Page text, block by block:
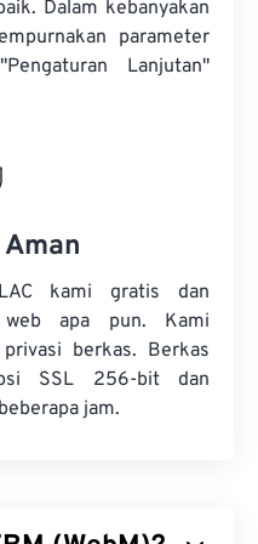
Dalam kebanyakan
parameter
Lanjutan"
kami gratis dan
apa pun. Kami
berkas. Berkas
SSL 256-bit dan
jam.